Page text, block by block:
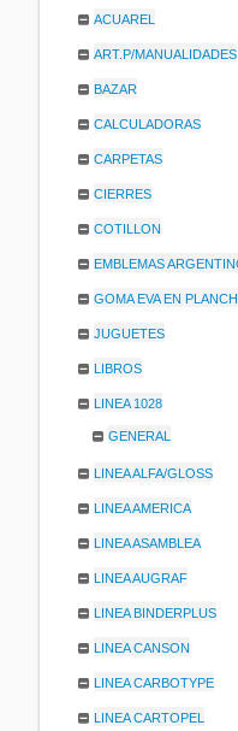
ACUAREL
ART.P/MANUALIDADES
BAZAR
CALCULADORAS
CARPETAS
CIERRES
COTILLON
EMBLEMAS
GOMA EVA EN
JUGUETES
LIBROS
LINEA 1028
GENERAL
LINEA ALFA/GLOSS
LINEA AMERICA
LINEA ASAMBLEA
LINEA AUGRAF
LINEA BINDERPLUS
LINEA CANSON
LINEA CARBOTYPE
LINEA CARTOPEL